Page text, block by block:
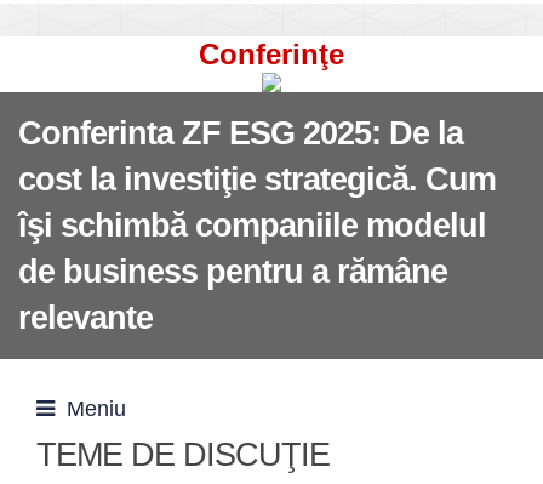
Conferinţe
Conferinta ZF ESG 2025: De la
cost la investiţie strategică. Cum
îşi schimbă companiile modelul
de business pentru a rămâne
relevante
Meniu
TEME DE DISCUŢIE